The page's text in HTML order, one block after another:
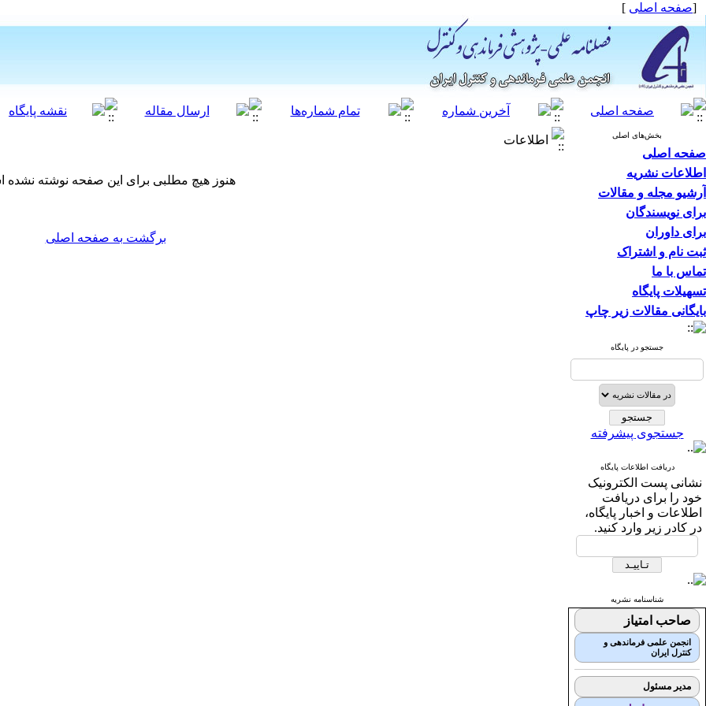
[صفحه اصلی ]
بخش‌های اصلی
صفحه اصلی
اطلاعات نشریه
آرشیو مجله و مقالات
برای نویسندگان
برای داوران
ثبت نام و اشتراک
تماس با ما
تسهیلات پایگاه
بایگانی مقالات زیر چاپ
جستجو در پایگاه
جستجوی پیشرفته
دریافت اطلاعات پایگاه
نشانی پست الکترونیک
خود را برای دریافت
اطلاعات و اخبار پایگاه،
در کادر زیر وارد کنید.
شناسنامه نشریه
صاحب امتیاز
انجمن علمی فرماندهی و
کنترل ایران
مدیر مسئول
اطلاعات
هنوز هیچ مطلبی برای این صفحه نوشته
برگشت به صفحه اصلی